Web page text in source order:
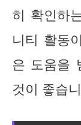
히 확인하
니티 활동
은 도움을
것이 좋습